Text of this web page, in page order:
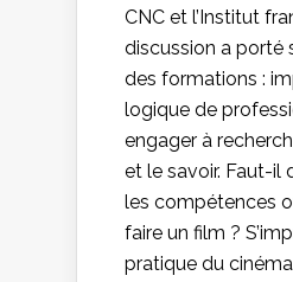
CNC et l’Institut
discussion a porté
des formations :
logique de
engager à
et le savoir. Faut-il
les compétences
faire un film ?
pratique du